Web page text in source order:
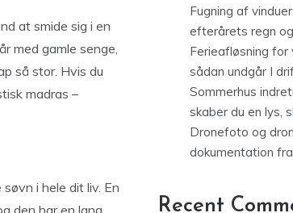
at smide sig i en
med gamle senge,
så stor. Hvis du
madras –
i hele dit liv. En
den har en lang
Fugning af
efterårets regn
Ferieafløsning
sådan undgår I
Sommerhus
skaber du en lys,
Dronefoto og
dokumentation
Recent